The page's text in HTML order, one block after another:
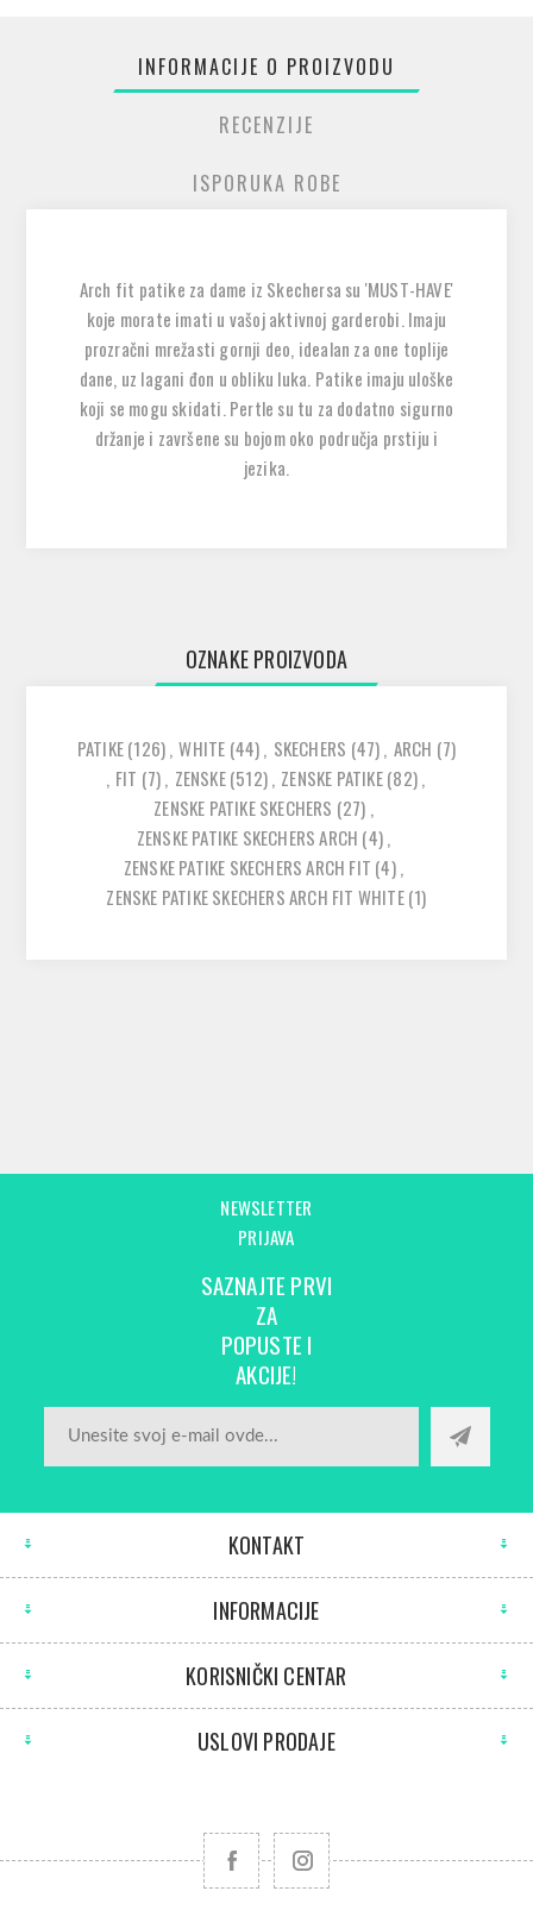
INFORMACIJE O PROIZVODU
RECENZIJE
ISPORUKA ROBE
Arch fit patike za dame iz Skechersa su 'MUST-HAVE'
koje morate imati u vašoj aktivnoj garderobi. Imaju
prozračni mrežasti gornji deo, idealan za one toplije
dane, uz lagani đon u obliku luka. Patike imaju uloške
koji se mogu skidati. Pertle su tu za dodatno sigurno
držanje i završene su bojom oko područja prstiju i
jezika.
OZNAKE PROIZVODA
PATIKE(126), WHITE (44), SKECHERS (47), ARCH (7)
, FIT (7), ZENSKE(512), ZENSKE PATIKE(82),
ZENSKE PATIKE SKECHERS (27) ,
ZENSKE PATIKE SKECHERS ARCH (4),
ZENSKE PATIKE SKECHERS ARCH FIT (4),
ZENSKE PATIKE SKECHERS ARCH FIT WHITE(1)
NEWSLETTER
PRIJAVA
SAZNAJTE PRVI
ZA
POPUSTE I
AKCIJE!
KONTAKT
INFORMACIJE
KORISNIČKI CENTAR
USLOVI PRODAJE